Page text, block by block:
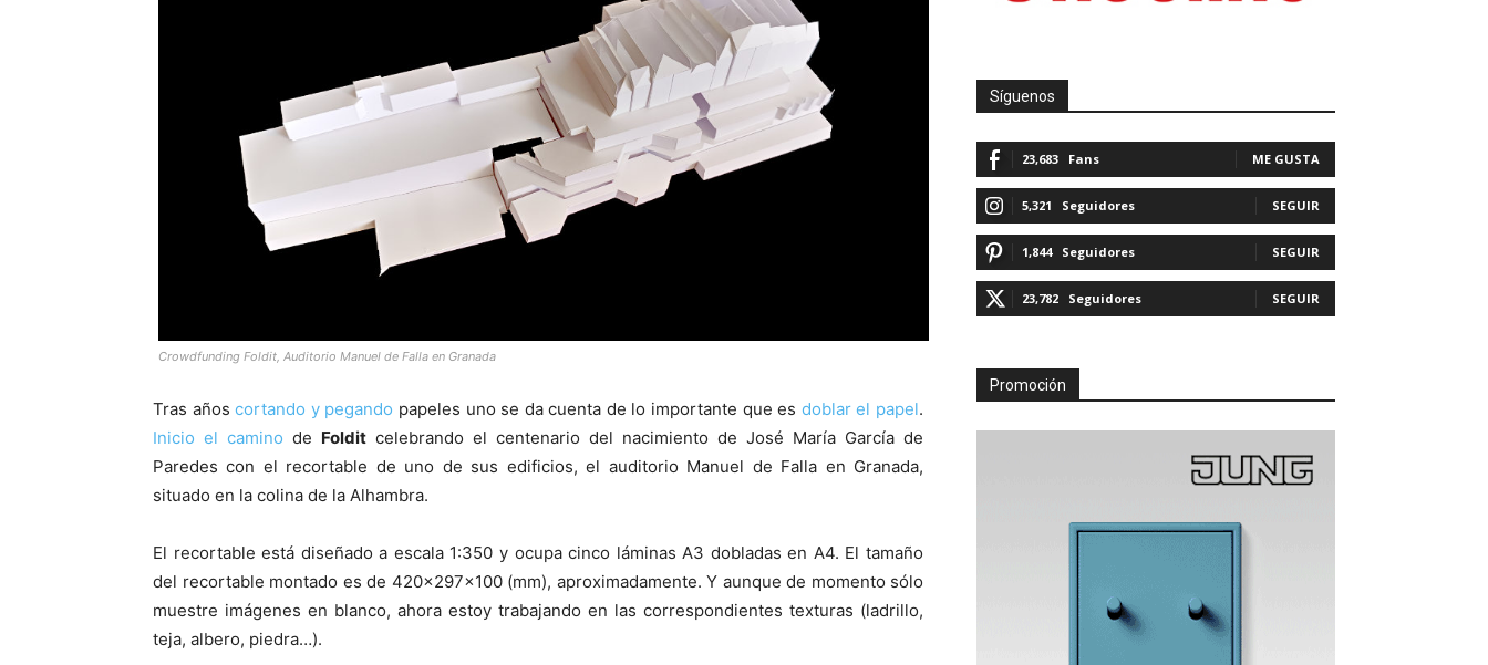
Crowdfunding Foldit, Auditorio Manuel de Falla en Granada
Tras añoscortando y pegando papeles uno se da cuenta de lo importante que es doblar el papel.
Inicio el camino de Foldit celebrando el centenario del nacimiento de José María García de
Paredes con el recortable de uno de sus edificios, el auditorio Manuel de Falla en Granada,
situado en la colina de la Alhambra.
El recortable está diseñado a escala 1:350 y ocupa cinco láminas A3 dobladas en A4. El tamaño
del recortable montado es de 420x297x100 (mm), aproximadamente. Y aunque de momento sólo
muestre imágenes en blanco, ahora estoy trabajando en las correspondientes texturas (ladrillo,
teja, albero, piedra…).
Síguenos
23,683 Fans ME GUSTA
5,321 Seguidores SEGUIR
1,844 Seguidores SEGUIR
23,782 Seguidores SEGUIR
Promoción